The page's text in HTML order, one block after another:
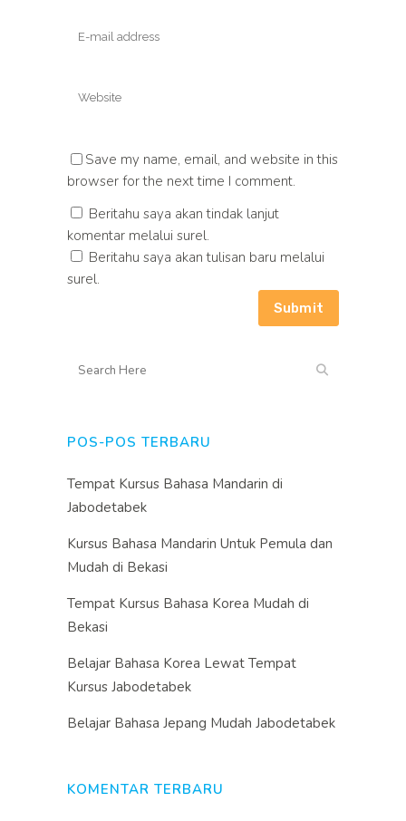
Save my name, email, and website in this
browser for the next time I comment.
Beritahu saya akan tindak lanjut
komentar melalui surel.
Beritahu saya akan tulisan baru melalui
surel.
POS-POS TERBARU
Tempat Kursus Bahasa Mandarin di
Jabodetabek
Kursus Bahasa Mandarin Untuk Pemula dan
Mudah di Bekasi
Tempat Kursus Bahasa Korea Mudah di
Bekasi
Belajar Bahasa Korea Lewat Tempat
Kursus Jabodetabek
Belajar Bahasa Jepang Mudah Jabodetabek
KOMENTAR TERBARU